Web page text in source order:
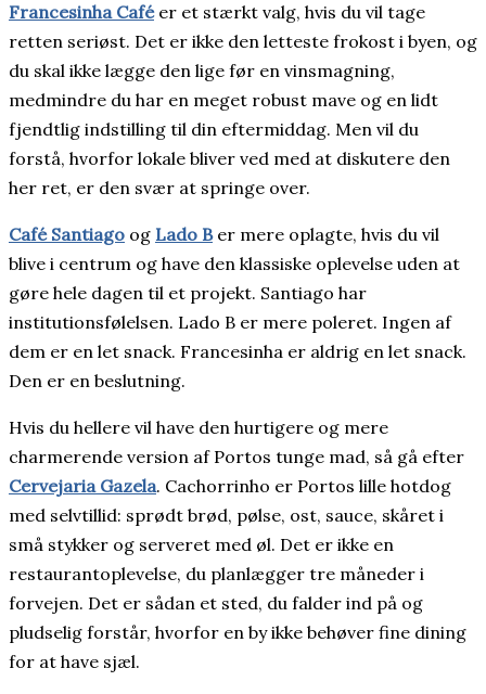
Francesinha Caféer et stærkt valg, hvis du vil tage
retten seriøst. Det er ikke den letteste frokost i byen, og
du skal ikke lægge den lige før en vinsmagning,
medmindre du har en meget robust mave og en lidt
fjendtlig indstilling til din eftermiddag. Men vil du
forstå, hvorfor lokale bliver ved med at diskutere den
her ret, er den svær at springe over.
Café Santiago og Lado Ber mere oplagte, hvis du vil
blive i centrum og have den klassiske oplevelse uden at
gøre hele dagen til et projekt. Santiago har
institutionsfølelsen. Lado B er mere poleret. Ingen af
dem er en let snack. Francesinha er aldrig en let snack.
Den er en beslutning.
Hvis du hellere vil have den hurtigere og mere
charmerende version af Portos tunge mad, så gå efter
Cervejaria Gazela. Cachorrinho er Portos lille hotdog
med selvtillid: sprødt brød, pølse, ost, sauce, skåret i
små stykker og serveret med øl. Det er ikke en
restaurantoplevelse, du planlægger tre måneder i
forvejen. Det er sådan et sted, du falder ind på og
pludselig forstår, hvorfor en by ikke behøver fine dining
for at have sjæl.